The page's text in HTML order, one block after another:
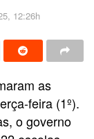
12:26h
as
feira (1º).
o governo